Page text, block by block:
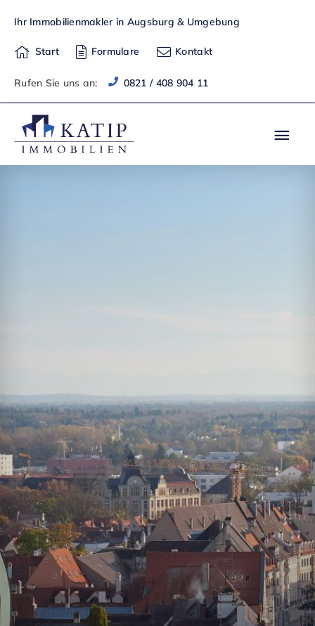
springen
Ihr Immobilienmakler in Augsburg & Umgebung
Rufen Sie uns an: 0821 / 408 904 11
Start Formulare Kontakt